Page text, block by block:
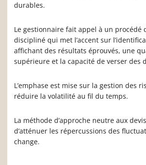
durables.
Le gestionnaire fait appel à un procédé
discipliné qui met l’accent sur
affichant des résultats éprouvés, une
supérieure et la capacité de verser des
L’emphase est mise sur la gestion des
réduire la volatilité au fil du temps.
La méthode d’approche neutre aux
d’atténuer les répercussions des
change.